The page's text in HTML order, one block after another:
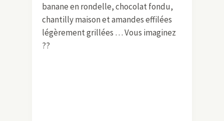
banane en rondelle, chocolat fondu,
chantilly maison et amandes effilées
légèrement grillées … Vous imaginez
??